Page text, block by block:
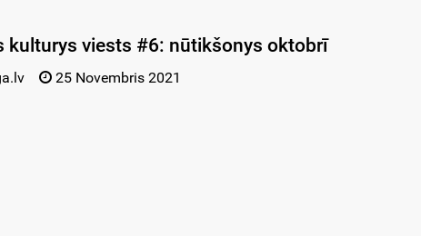
kulturys viests #6: nūtikšonys oktobrī
25 Novembris 2021